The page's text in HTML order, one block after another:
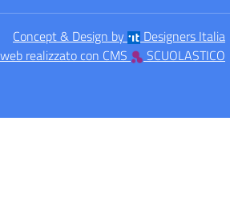
Concept & Design by
Designers Italia
realizzato con CMS
SCUOLASTICO